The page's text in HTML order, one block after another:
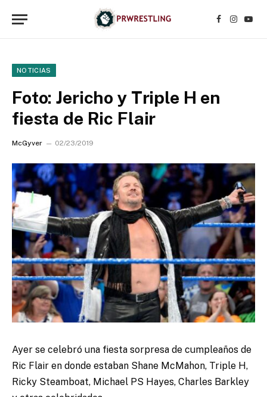
Facebook
NOTICIAS
Foto: Jericho y Triple H en
fiesta de Ric Flair
McGyver 02/23/2019
Ayer se celebró una fiesta sorpresa de cumpleaños de
Ric Flair en donde estaban Shane McMahon, Triple H,
Ricky Steamboat, Michael PS Hayes, Charles Barkley